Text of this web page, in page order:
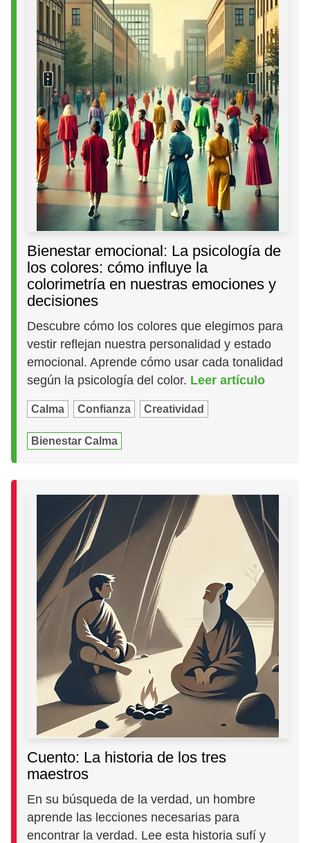
Bienestar emocional: La psicología de
los colores: cómo influye la
colorimetría en nuestras emociones y
decisiones
Descubre cómo los colores que elegimos para
vestir reflejan nuestra personalidad y estado
emocional. Aprende cómo usar cada tonalidad
según la psicología del color. Leer artículo
Calma Confianza Creatividad
Bienestar Calma
Cuento: La historia de los tres
maestros
En su búsqueda de la verdad, un hombre
aprende las lecciones necesarias para
encontrar la verdad. Lee esta historia sufí y